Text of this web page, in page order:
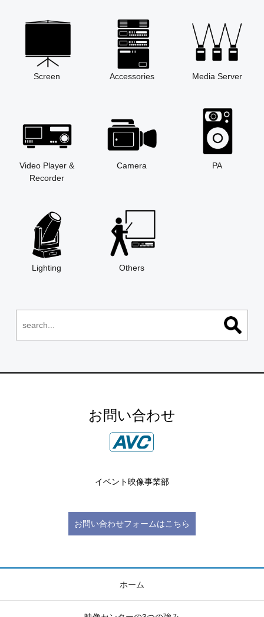
Screen Accessories Media Server
Video Player &
Recorder
Camera PA
Lighting Others
お問い合わせ
イベント映像事業部
お問い合わせフォームはこちら
ホーム